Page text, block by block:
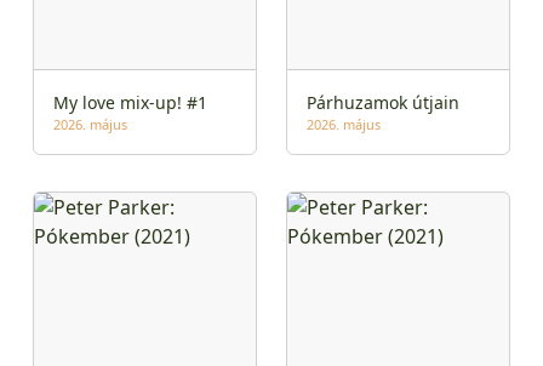
My love mix-up! #1
2026. május
Párhuzamok útjain
2026. május